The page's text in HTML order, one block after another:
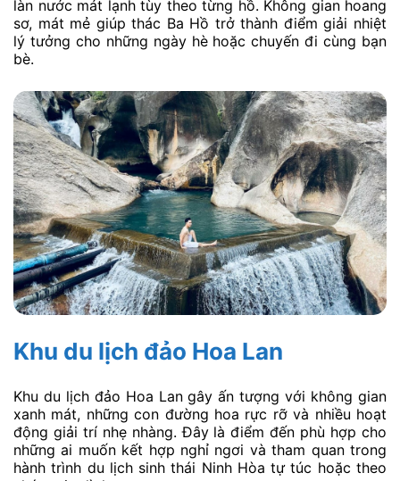
làn nước mát lạnh tùy theo từng hồ. Không gian hoang
sơ, mát mẻ giúp thác Ba Hồ trở thành điểm giải nhiệt
lý tưởng cho những ngày hè hoặc chuyến đi cùng bạn
bè.
Khu du lịch đảo Hoa Lan
Khu du lịch đảo Hoa Lan gây ấn tượng với không gian
xanh mát, những con đường hoa rực rỡ và nhiều hoạt
động giải trí nhẹ nhàng. Đây là điểm đến phù hợp cho
những ai muốn kết hợp nghỉ ngơi và tham quan trong
hành trình du lịch sinh thái Ninh Hòa tự túc hoặc theo